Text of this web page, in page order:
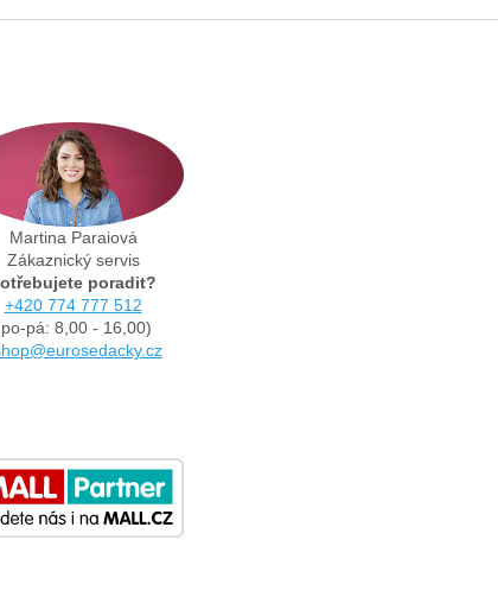
Martina Paraiová
Zákaznický servis
poradit?
+420 774 777 512
pá: 8,00 - 16,00)